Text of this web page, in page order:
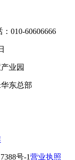
010-60606666
业园
东总部
号-1营业执照